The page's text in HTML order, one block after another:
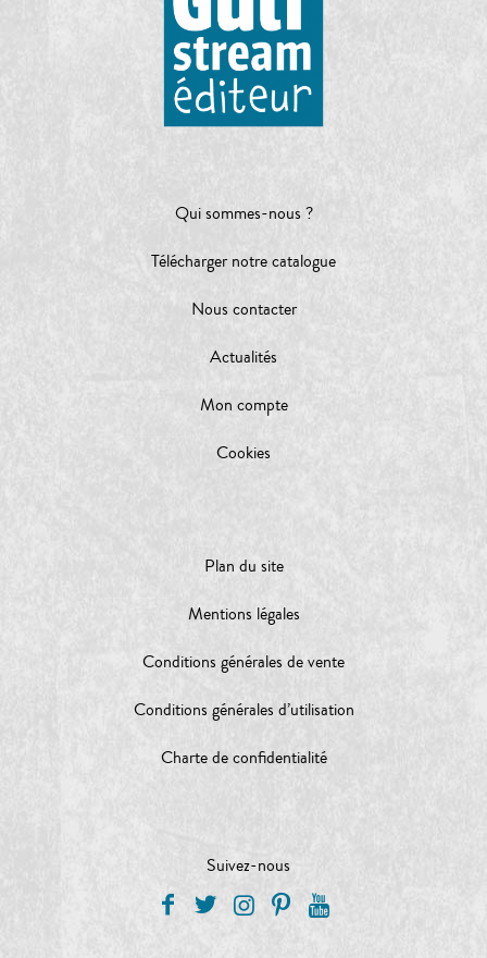
Qui sommes-nous ?
Télécharger notre catalogue
Nous contacter
Actualités
Mon compte
Cookies
Plan du site
Mentions légales
Conditions générales de vente
Conditions générales d’utilisation
Charte de confidentialité
Suivez-nous